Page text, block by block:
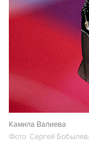
Камила Валиева
Фото: Сергей